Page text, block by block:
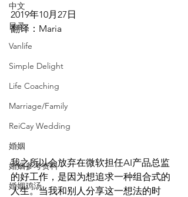
中文
目录
Vanlife
Simple Delight
Life Coaching
Marriage/Family
ReiCay Wedding
婚姻
婚姻参考资料
婚姻鸡汤
2019年10月27日
翻译：Maria
我之所以会放弃在微软担任AI产品总监
的好工作，是因为想追求一种组合式的
人生。当我和别人分享这一想法的时